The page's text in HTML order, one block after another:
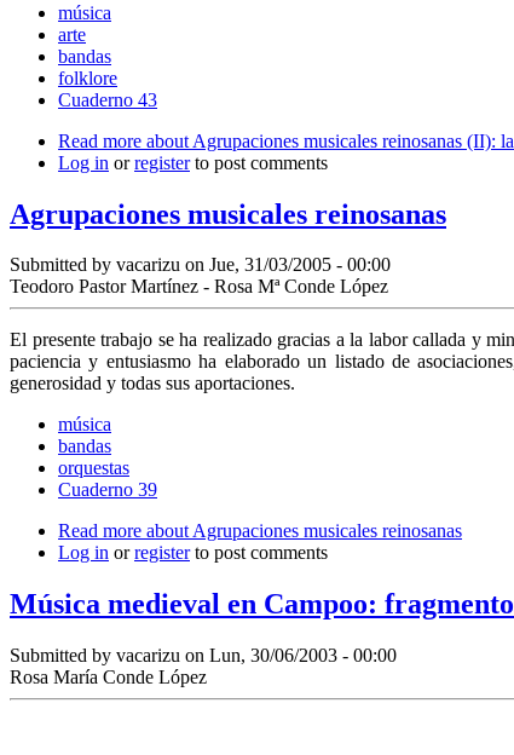
música
arte
bandas
folklore
Cuaderno 43
Read more about Agrupaciones musicales reinosanas (II):
Log in orregisterto post comments
Agrupaciones musicales reinosanas
Submitted by vacarizu on Jue, 31/03/2005 - 00:00
Teodoro Pastor Martínez - Rosa Mª Conde López
El presente trabajo se ha realizado gracias a la labor callada y
paciencia y entusiasmo ha elaborado un listado de
generosidad y todas sus aportaciones.
música
bandas
orquestas
Cuaderno 39
Read more about Agrupaciones musicales reinosanas
Log in orregisterto post comments
Música medieval en Campoo:
Submitted by vacarizu on Lun, 30/06/2003 - 00:00
Rosa María Conde López